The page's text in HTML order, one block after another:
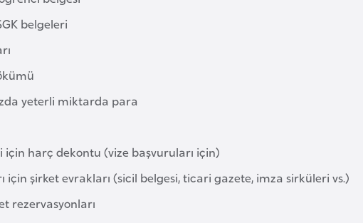
belgeleri
yeterli miktarda para
harç dekontu (vize başvuruları için)
için şirket evrakları (sicil belgesi, ticari gazete, imza sirküleri vs.)
rezervasyonları